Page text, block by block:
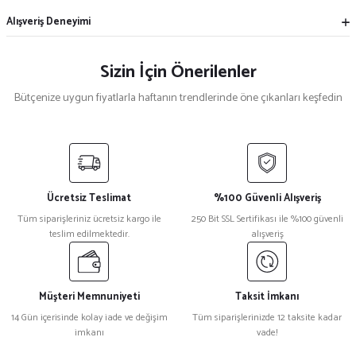
Alışveriş Deneyimi
Sizin İçin Önerilenler
Bütçenize uygun fiyatlarla haftanın trendlerinde öne çıkanları keşfedin
Prada 0Pr 16WS 2AU6S1 Leopar Geometrik Kadın Güneş Gözlüğü
₺ 25.714
Prada 0Pr 13ZS Kırmızı Cat Eye Kadın Güneş Gözlüğü
Ücretsiz Teslimat
Tüm siparişleriniz ücretsiz kargo ile
teslim edilmektedir.
%100 Güvenli Alışveriş
250 Bit SSL Sertifikası ile %100 güvenli
alışveriş
Müşteri Memnuniyeti
14 Gün içerisinde kolay iade ve değişim
imkanı
Taksit İmkanı
Tüm siparişlerinizde 12 taksite kadar
vade!